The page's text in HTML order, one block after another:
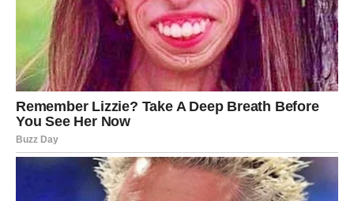
stavili sebe ispred tuđih osećanja
tražili divljenje, a nisu davali poštovanje
Sada dolazi trenutak kada se ego lomi. Mogući su gubici –
statusa, reputacije, ili podrške ljudi za koje su mislili da će
uvek biti tu. Strah se javlja jer Lav shvata da aplauz nije